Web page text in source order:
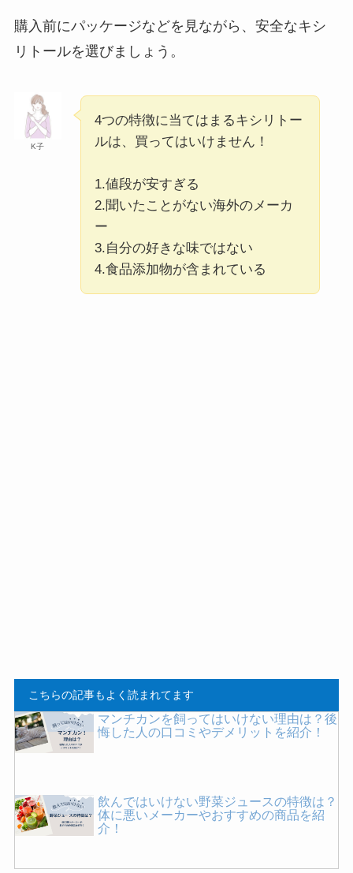
購入前にパッケージなどを見ながら、安全なキシ
リトールを選びましょう。
K子
4つの特徴に当てはまるキシリトー
ルは、買ってはいけません！
1.値段が安すぎる
2.聞いたことがない海外のメーカ
ー
3.自分の好きな味ではない
4.食品添加物が含まれている
こちらの記事もよく読まれてます
マンチカンを飼ってはいけない理由は？後
悔した人の口コミやデメリットを紹介！
飲んではいけない野菜ジュースの特徴は？
体に悪いメーカーやおすすめの商品を紹
介！